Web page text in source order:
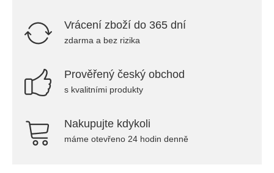
Vrácení zboží do 365 dní
zdarma a bez rizika
Prověřený český obchod
s kvalitními produkty
Nakupujte kdykoli
máme otevřeno 24 hodin denně